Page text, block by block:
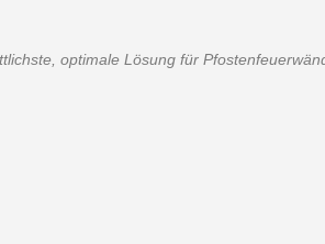
optimale Lösung für